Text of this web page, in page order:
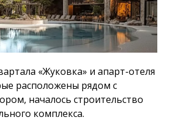
«Жуковка» и апарт-отеля
расположены рядом с
началось строительство
комплекса.